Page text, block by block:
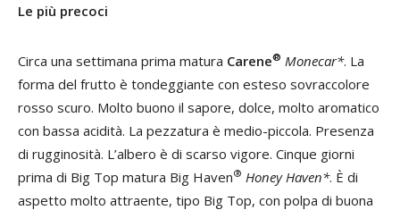
Le più precoci
Circa una settimana prima matura Carene® Monecar*. La
forma del frutto è tondeggiante con esteso sovraccolore
rosso scuro. Molto buono il sapore, dolce, molto aromatico
con bassa acidità. La pezzatura è medio-piccola. Presenza
di rugginosità. L’albero è di scarso vigore. Cinque giorni
prima di Big Top matura Big Haven® Honey Haven*. È di
aspetto molto attraente, tipo Big Top, con polpa di buona